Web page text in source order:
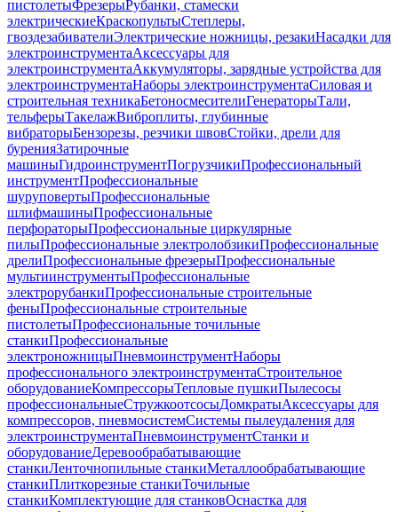
пистолетыФрезерыРубанки, стамески
электрическиеКраскопультыСтеплеры,
гвоздезабивателиЭлектрические ножницы, резакиНасадки для
электроинструментаАксессуары для
электроинструментаАккумуляторы, зарядные устройства для
электроинструментаНаборы электроинструментаСиловая и
строительная техникаБетоносмесителиГенераторыТали,
тельферыТакелажВиброплиты, глубинные
вибраторыБензорезы, резчики швовСтойки, дрели для
буренияЗатирочные
машиныГидроинструментПогрузчикиПрофессиональный
инструментПрофессиональные
шуруповертыПрофессиональные
шлифмашиныПрофессиональные
перфораторыПрофессиональные циркулярные
пилыПрофессиональные электролобзикиПрофессиональные
дрелиПрофессиональные фрезерыПрофессиональные
мультиинструментыПрофессиональные
электрорубанкиПрофессиональные строительные
феныПрофессиональные строительные
пистолетыПрофессиональные точильные
станкиПрофессиональные
электроножницыПневмоинструментНаборы
профессионального электроинструментаСтроительное
оборудованиеКомпрессорыТепловые пушкиПылесосы
профессиональныеСтружкоотсосыДомкратыАксессуары для
компрессоров, пневмосистемСистемы пылеудаления для
электроинструментаПневмоинструментСтанки и
оборудованиеДеревообрабатывающие
станкиЛенточнопильные станкиМеталлообрабатывающие
станкиПлиткорезные станкиТочильные
станкиКомплектующие для станковОснастка для